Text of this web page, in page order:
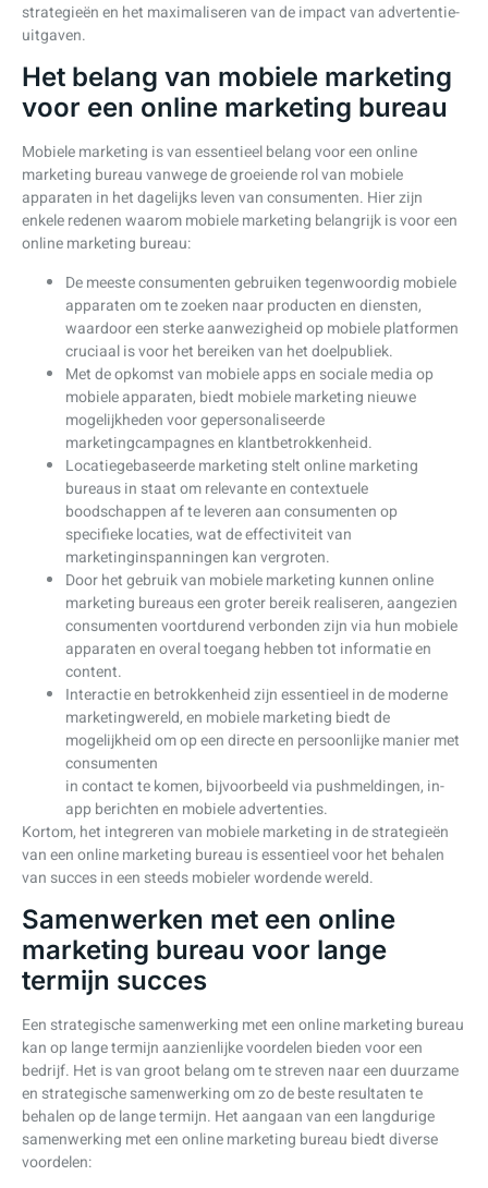
strategieën en het maximaliseren van de impact van advertentie-
uitgaven.
Het belang van mobiele marketing
voor een online marketing bureau
Mobiele marketing is van essentieel belang voor een online
marketing bureau vanwege de groeiende rol van mobiele
apparaten in het dagelijks leven van consumenten. Hier zijn
enkele redenen waarom mobiele marketing belangrijk is voor een
online marketing bureau:
De meeste consumenten gebruiken tegenwoordig mobiele
apparaten om te zoeken naar producten en diensten,
waardoor een sterke aanwezigheid op mobiele platformen
cruciaal is voor het bereiken van het doelpubliek.
Met de opkomst van mobiele apps en sociale media op
mobiele apparaten, biedt mobiele marketing nieuwe
mogelijkheden voor gepersonaliseerde
marketingcampagnes en klantbetrokkenheid.
Locatiegebaseerde marketing stelt online marketing
bureaus in staat om relevante en contextuele
boodschappen af te leveren aan consumenten op
specifieke locaties, wat de effectiviteit van
marketinginspanningen kan vergroten.
Door het gebruik van mobiele marketing kunnen online
marketing bureaus een groter bereik realiseren, aangezien
consumenten voortdurend verbonden zijn via hun mobiele
apparaten en overal toegang hebben tot informatie en
content.
Interactie en betrokkenheid zijn essentieel in de moderne
marketingwereld, en mobiele marketing biedt de
mogelijkheid om op een directe en persoonlijke manier met
consumenten
in contact te komen, bijvoorbeeld via pushmeldingen, in-
app berichten en mobiele advertenties.
Kortom, het integreren van mobiele marketing in de strategieën
van een online marketing bureau is essentieel voor het behalen
van succes in een steeds mobieler wordende wereld.
Samenwerken met een online
marketing bureau voor lange
termijn succes
Een strategische samenwerking met een online marketing bureau
kan op lange termijn aanzienlijke voordelen bieden voor een
bedrijf. Het is van groot belang om te streven naar een duurzame
en strategische samenwerking om zo de beste resultaten te
behalen op de lange termijn. Het aangaan van een langdurige
samenwerking met een online marketing bureau biedt diverse
voordelen: